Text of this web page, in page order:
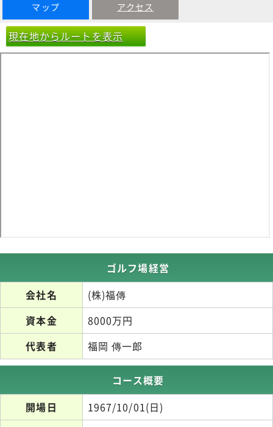
マップ アクセス
現在地からルートを表示
ゴルフ場経営
会社名
(株)福傳
資本金
8000万円
代表者
福岡 傳一郎
コース概要
開場日
1967/10/01(日)